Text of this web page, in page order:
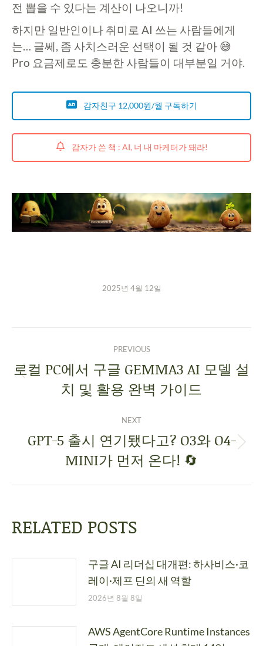
전 뽑을 수 있다는 계산이 나오니까!
하지만 일반인이나 취미로 AI 쓰는 사람들에게
는… 글쎄, 좀 사치스러운 선택이 될 것 같아 😅
Pro 요금제로도 충분한 사람들이 대부분일 거야.
감자친구 12,000원/월 구독하기
감자가 쓴 책 : AI, 너 내 마케터가 돼라!
2025년 4월 12일
PREVIOUS
로컬 PC에서 구글 GEMMA3 AI 모델 설
치 및 활용 완벽 가이드
NEXT
GPT-5 출시 연기됐다고? O3와 O4-
MINI가 먼저 온다! 🔄
RELATED POSTS
구글 AI 리더십 대개편: 하사비스·코
레이·제프 딘의 새 역할
2026년 8월 8일
AWS AgentCore Runtime Instances